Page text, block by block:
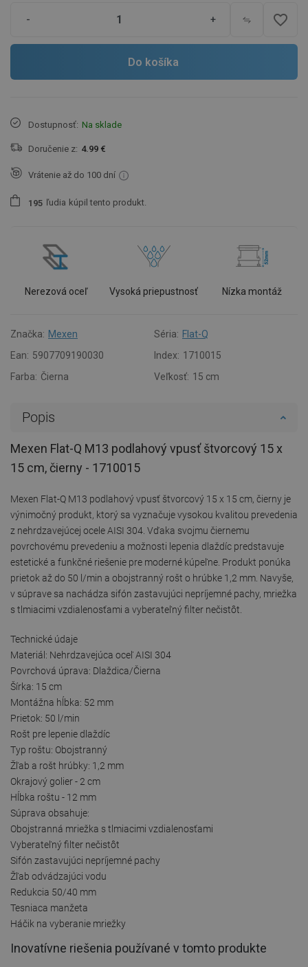
- + favorite_border
Do košíka
Dostupnosť: Na sklade
Doručenie z: 4.99 €
Vrátenie až do 100 dní
1 95 ľudia kúpil tento produkt.
Nerezová oceľ Vysoká priepustnosť Nízka montáž
Značka: Mexen Séria: Flat-Q
Ean: 5907709190030 Index: 1710015
Farba: Čierna Veľkosť: 15 cm
Popis
Mexen Flat-Q M13 podlahový vpusť štvorcový 15 x
15 cm, čierny - 1710015
Mexen Flat-Q M13 podlahový vpusť štvorcový 15 x 15 cm, čierny je
výnimočný produkt, ktorý sa vyznačuje vysokou kvalitou prevedenia
z nehrdzavejúcej ocele AISI 304. Vďaka svojmu čiernemu
povrchovému prevedeniu a možnosti lepenia dlaždíc predstavuje
estetické a funkčné riešenie pre moderné kúpeľne. Produkt ponúka
prietok až do 50 l/min a obojstranný rošt o hrúbke 1,2 mm. Navyše,
v súprave sa nachádza sifón zastavujúci nepríjemné pachy, mriežka
s tlmiacimi vzdialenosťami a vyberateľný filter nečistôt.
Technické údaje
Materiál: Nehrdzavejúca oceľ AISI 304
Povrchová úprava: Dlaždica/Čierna
Šírka: 15 cm
Montážna hĺbka: 52 mm
Prietok: 50 l/min
Rošt pre lepenie dlaždíc
Typ roštu: Obojstranný
Žľab a rošt hrúbky: 1,2 mm
Okrajový golier - 2 cm
Hĺbka roštu - 12 mm
Súprava obsahuje:
Obojstranná mriežka s tlmiacimi vzdialenosťami
Vyberateľný filter nečistôt
Sifón zastavujúci nepríjemné pachy
Žľab odvádzajúci vodu
Redukcia 50/40 mm
Tesniaca manžeta
Háčik na vyberanie mriežky
Inovatívne riešenia používané v tomto produkte